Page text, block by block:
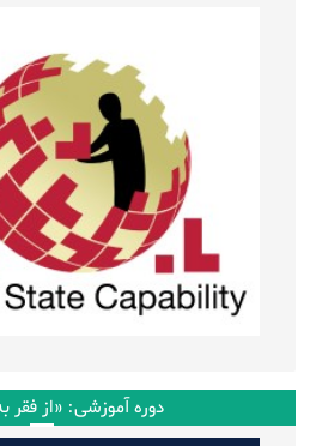
دوره آموزشی: «از فقر